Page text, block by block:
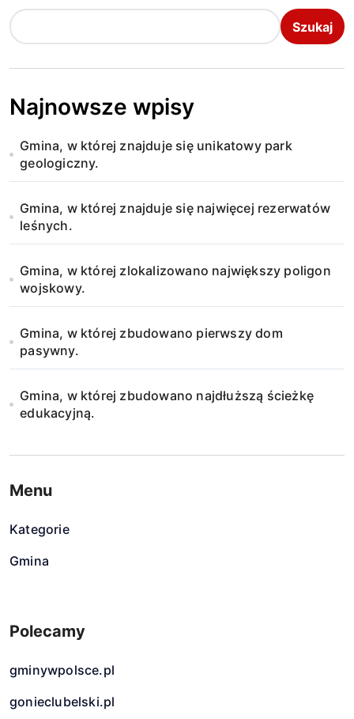
Szukaj
Najnowsze wpisy
Gmina, w której znajduje się unikatowy park
geologiczny.
Gmina, w której znajduje się najwięcej rezerwatów
leśnych.
Gmina, w której zlokalizowano największy poligon
wojskowy.
Gmina, w której zbudowano pierwszy dom
pasywny.
Gmina, w której zbudowano najdłuższą ścieżkę
edukacyjną.
Menu
Kategorie
Gmina
Polecamy
gminywpolsce.pl
gonieclubelski.pl